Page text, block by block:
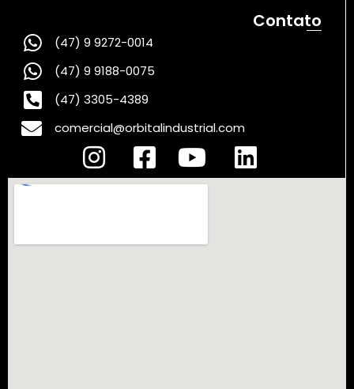
Contato
(47) 9 9272-0014
(47) 9 9188-0075
(47) 3305-4389
comercial@orbitalindustrial.com